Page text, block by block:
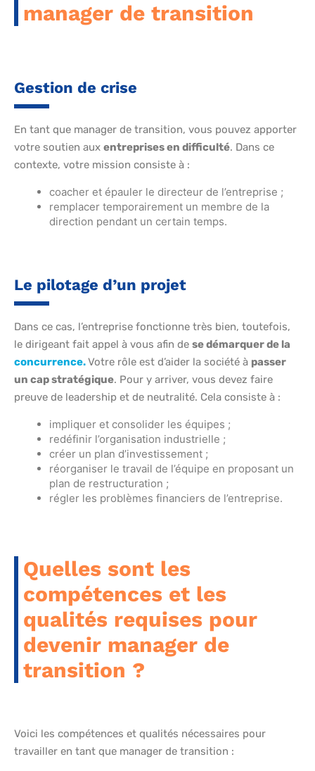
manager de transition
Gestion de crise
En tant que manager de transition, vous pouvez apporter
votre soutien aux entreprises en difficulté. Dans ce
contexte, votre mission consiste à :
coacher et épauler le directeur de l’entreprise ;
remplacer temporairement un membre de la
direction pendant un certain temps.
Le pilotage d’un projet
Dans ce cas, l’entreprise fonctionne très bien, toutefois,
le dirigeant fait appel à vous afin de se démarquer de la
concurrence.Votre rôle est d’aider la société à passer
un cap stratégique. Pour y arriver, vous devez faire
preuve de leadership et de neutralité. Cela consiste à :
impliquer et consolider les équipes ;
redéfinir l’organisation industrielle ;
créer un plan d’investissement ;
réorganiser le travail de l’équipe en proposant un
plan de restructuration ;
régler les problèmes financiers de l’entreprise.
Quelles sont les
compétences et les
qualités requises pour
devenir manager de
transition ?
Voici les compétences et qualités nécessaires pour
travailler en tant que manager de transition :